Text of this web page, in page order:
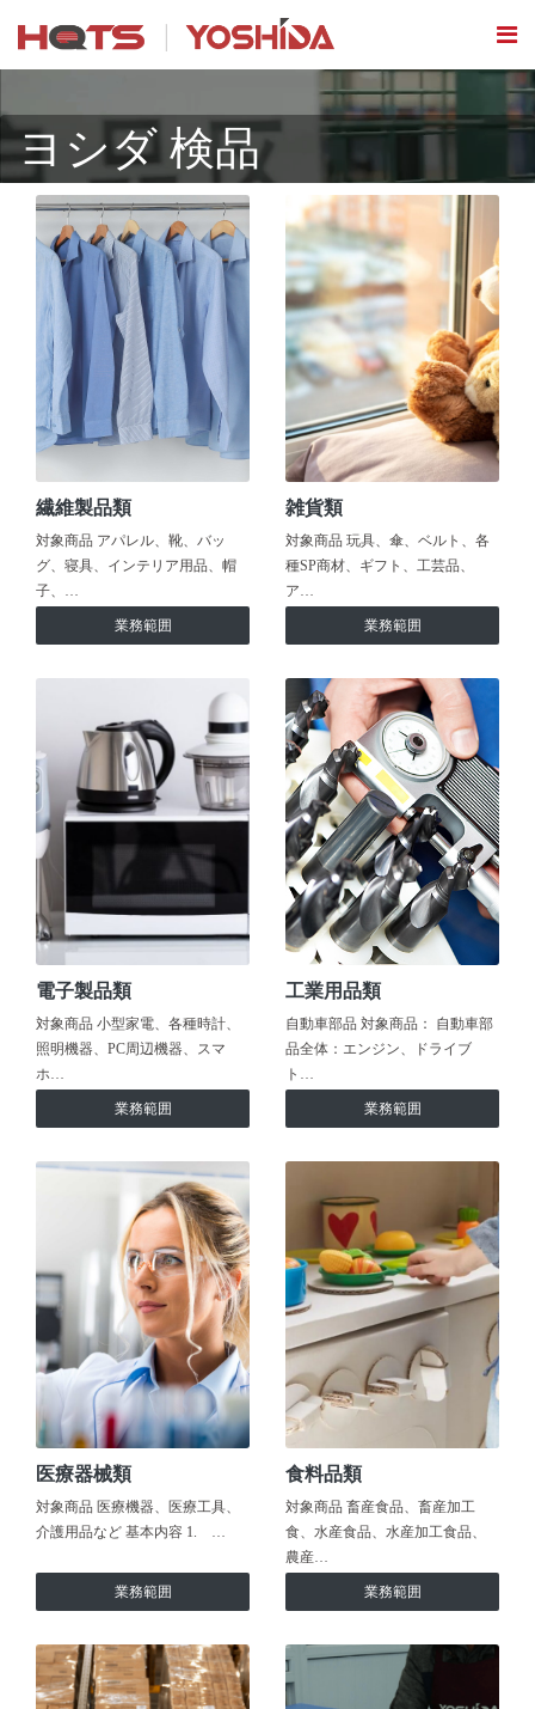
ヨシダ 検品
繊維製品類
対象商品 アパレル、靴、バッ
グ、寝具、インテリア用品、帽
子、…
業務範囲
雑貨類
対象商品 玩具、傘、ベルト、各
種SP商材、ギフト、工芸品、
ア…
業務範囲
電子製品類
対象商品 小型家電、各種時計、
照明機器、PC周辺機器、スマ
ホ…
業務範囲
工業用品類
自動車部品 対象商品： 自動車部
品全体：エンジン、ドライブ
ト…
業務範囲
医療器械類
対象商品 医療機器、医療工具、
介護用品など 基本内容 1. …
業務範囲
食料品類
対象商品 畜産食品、畜産加工
食、水産食品、水産加工食品、
農産…
業務範囲